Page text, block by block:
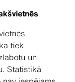
tiek
un
Statistikā